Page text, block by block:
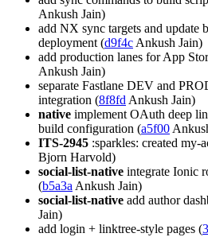
Ankush Jain)
add NX sync targets and update
deployment (d9f4c Ankush Jain)
add production lanes for App
Ankush Jain)
separate Fastlane DEV and
integration (8f8fd Ankush Jain)
native implement OAuth deep
build configuration (a5f00
ITS-2945 :sparkles: created my-
Bjorn Harvold)
social-list-native integrate Ionic
(b5a3a Ankush Jain)
social-list-native add author
Jain)
add login + linktree-style pages (